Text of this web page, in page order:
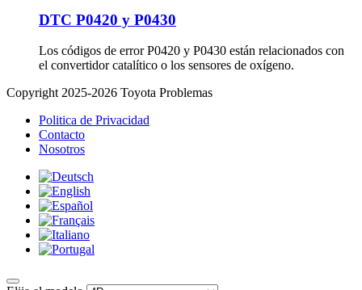
DTC P0420 y P0430
Los códigos de error P0420 y P0430 están relacionados con
el convertidor catalítico o los sensores de oxígeno.
Copyright 2025-2026 Toyota Problemas
Politica de Privacidad
Contacto
Nosotros